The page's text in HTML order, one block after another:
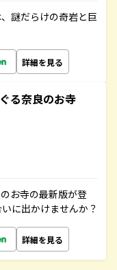
謎だらけの奇岩と巨
詳細を見る
る奈良のお寺
お寺の最新版が登
に出かけませんか？
詳細を見る